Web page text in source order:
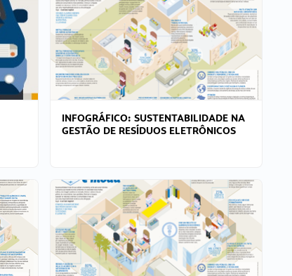
INFOGRÁFICO: SUSTENTABILIDADE NA
GESTÃO DE RESÍDUOS ELETRÔNICOS